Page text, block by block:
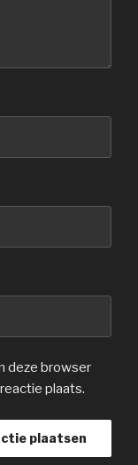
deze browser
plaats.